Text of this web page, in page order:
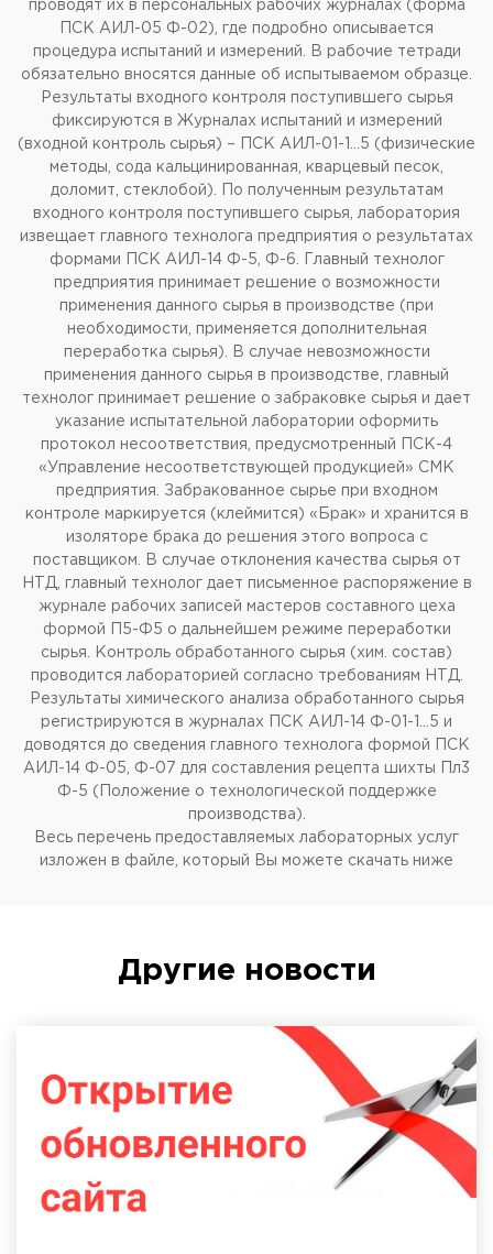
проводят их в персональных рабочих журналах (форма
ПСК АИЛ-05 Ф-02), где подробно описывается
процедура испытаний и измерений. В рабочие тетради
обязательно вносятся данные об испытываемом образце.
Результаты входного контроля поступившего сырья
фиксируются в Журналах испытаний и измерений
(входной контроль сырья) – ПСК АИЛ-01-1…5 (физические
методы, сода кальцинированная, кварцевый песок,
доломит, стеклобой). По полученным результатам
входного контроля поступившего сырья, лаборатория
извещает главного технолога предприятия о результатах
формами ПСК АИЛ-14 Ф-5, Ф-6. Главный технолог
предприятия принимает решение о возможности
применения данного сырья в производстве (при
необходимости, применяется дополнительная
переработка сырья). В случае невозможности
применения данного сырья в производстве, главный
технолог принимает решение о забраковке сырья и дает
указание испытательной лаборатории оформить
протокол несоответствия, предусмотренный ПСК-4
«Управление несоответствующей продукцией» СМК
предприятия. Забракованное сырье при входном
контроле маркируется (клеймится) «Брак» и хранится в
изоляторе брака до решения этого вопроса с
поставщиком. В случае отклонения качества сырья от
НТД, главный технолог дает письменное распоряжение в
журнале рабочих записей мастеров составного цеха
формой П5-Ф5 о дальнейшем режиме переработки
сырья. Контроль обработанного сырья (хим. состав)
проводится лабораторией согласно требованиям НТД.
Результаты химического анализа обработанного сырья
регистрируются в журналах ПСК АИЛ-14 Ф-01-1…5 и
доводятся до сведения главного технолога формой ПСК
АИЛ-14 Ф-05, Ф-07 для составления рецепта шихты Пл3
Ф-5 (Положение о технологической поддержке
производства).
Весь перечень предоставляемых лабораторных услуг
изложен в файле, который Вы можете скачать ниже
Другие новости